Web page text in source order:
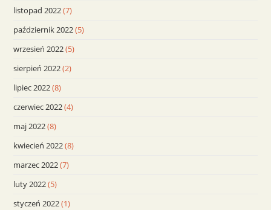
listopad 2022(7)
październik 2022(5)
wrzesień 2022(5)
sierpień 2022(2)
lipiec 2022(8)
czerwiec 2022(4)
maj 2022(8)
kwiecień 2022(8)
marzec 2022(7)
luty 2022(5)
styczeń 2022(1)